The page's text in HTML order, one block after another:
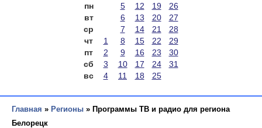
пн 5 12 19
26
вт
6 13 20
27
ср
7 14 21
28
чт
1 8 15 22
29
пт
2 9 16 23
30
сб
3 10 17 24
31
вс
4 11 18 25
Главная » Регионы » Программы ТВ и радио для региона
Белорецк